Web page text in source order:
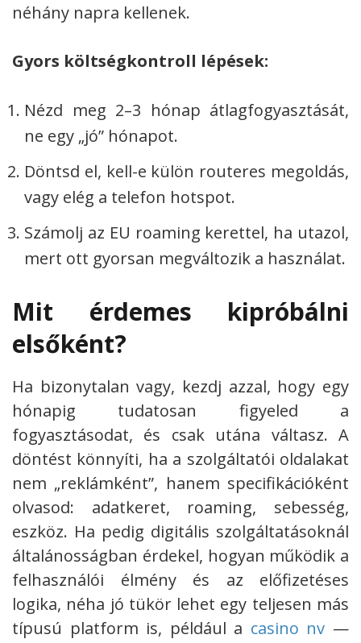
néhány napra kellenek.
Gyors költségkontroll lépések:
Nézd meg 2–3 hónap átlagfogyasztását,
ne egy „jó” hónapot.
Döntsd el, kell-e külön routeres megoldás,
vagy elég a telefon hotspot.
Számolj az EU roaming kerettel, ha utazol,
mert ott gyorsan megváltozik a használat.
Mit érdemes kipróbálni
elsőként?
Ha bizonytalan vagy, kezdj azzal, hogy egy
hónapig tudatosan figyeled a
fogyasztásodat, és csak utána váltasz. A
döntést könnyíti, ha a szolgáltatói oldalakat
nem „reklámként”, hanem specifikációként
olvasod: adatkeret, roaming, sebesség,
eszköz. Ha pedig digitális szolgáltatásoknál
általánosságban érdekel, hogyan működik a
felhasználói élmény és az előfizetéses
logika, néha jó tükör lehet egy teljesen más
típusú platform is, például a casino nv —